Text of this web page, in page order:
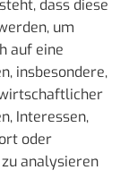
dass diese
um
auf eine
insbesondere,
Interessen,
oder
analysieren